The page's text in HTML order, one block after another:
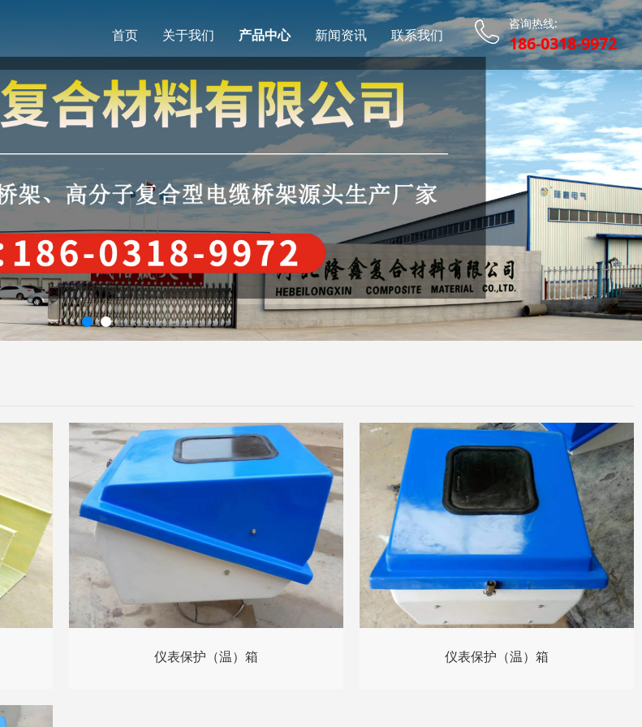
咨询热线:
186-0318-9972
首页 关于我们 产品中心 新闻资讯 联系我们
仪表保护（温）箱 仪表保护（温）箱